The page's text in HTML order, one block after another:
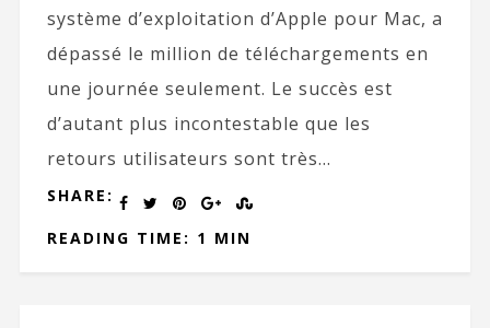
système d’exploitation d’Apple pour Mac, a
dépassé le million de téléchargements en
une journée seulement. Le succès est
d’autant plus incontestable que les
retours utilisateurs sont très...
SHARE:
READING TIME: 1 MIN